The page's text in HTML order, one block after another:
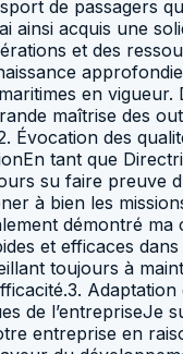
de passagers
ainsi acquis une
et des
en vigueur.
maîtrise des
Évocation des
tant que
su faire preuve
à bien les
démontré
et efficaces
toujours à
de l’entrepriseJe
entreprise en